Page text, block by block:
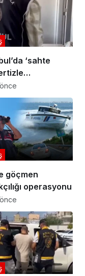
‘sahte
göçmen
operasyonu